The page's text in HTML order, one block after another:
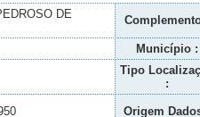
DE
Município :
Tipo
:
Origem